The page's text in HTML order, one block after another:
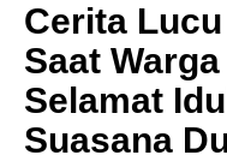
Cerita
Saat
Selamat
Suasana